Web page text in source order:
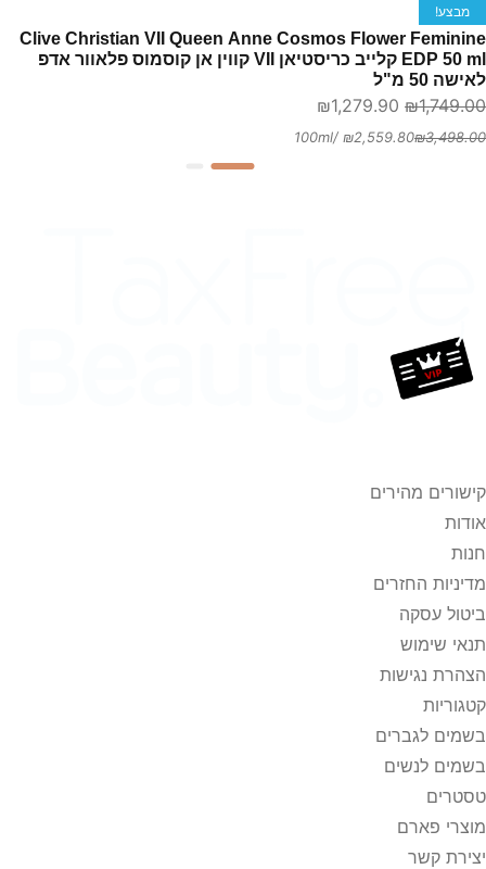
מבצע!
Christian
VII
Queen
Anne
Cosmos
כריסטיאן
VII
פלאוור
01
Clive Christian VII Queen Anne Cosmos Flower Feminine
EDP 50 ml קלייב כריסטיאן VII קווין אן קוסמוס פלאוור אדפ
לאישה 50 מ"ל
₪1,749.00
המחיר
המקורי
₪1,279.90
הנוכחי
₪3,498.00
₪2,559.80
/100ml
קישורים מהירים
אודות
חנות
מדיניות החזרים
ביטול עסקה
תנאי שימוש
הצהרת נגישות
קטגוריות
בשמים לגברים
בשמים לנשים
טסטרים
מוצרי פארם
יצירת קשר